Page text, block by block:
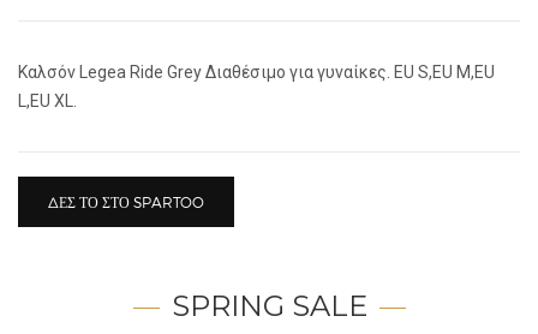
Καλσόν Legea Ride Grey Διαθέσιμο για γυναίκες. EU S,EU M,EU
L,EU XL.
ΔΕΣ ΤΟ ΣΤΟ SPARTOO
SPRING SALE